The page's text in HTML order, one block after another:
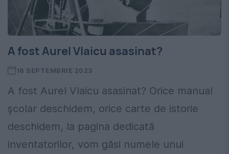
A fost Aurel Vlaicu asasinat?
16 SEPTEMBRIE 2023
A fost Aurel Vlaicu asasinat? Orice manual
școlar deschidem, orice carte de istorie
deschidem, la pagina dedicată
inventatorilor, vom găsi numele unui